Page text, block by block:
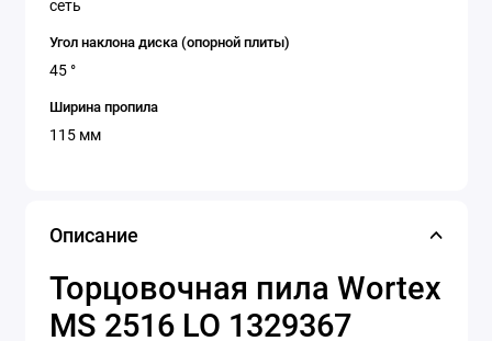
сеть
Угол наклона диска (опорной плиты)
45 °
Ширина пропила
115 мм
Описание
Торцовочная пила Wortex
MS 2516 LO 1329367